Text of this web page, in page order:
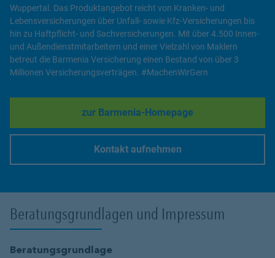
Wuppertal. Das Produktangebot reicht von Kranken- und
Lebensversicherungen über Unfall- sowie Kfz-Versicherungen bis
hin zu Haftpflicht- und Sachversicherungen. Mit über 4.500 Innen-
und Außendienstmitarbeitern und einer Vielzahl von Maklern
betreut die Barmenia Versicherung einen Bestand von über 3
Millionen Versicherungsverträgen. #MachenWirGern
zur Barmenia-Homepage
Link Opens in New Tab
Kontakt aufnehmen
Beratungsgrundlagen und Impressum
Beratungsgrundlage